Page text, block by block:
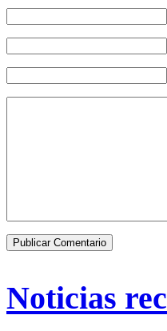
Noticias